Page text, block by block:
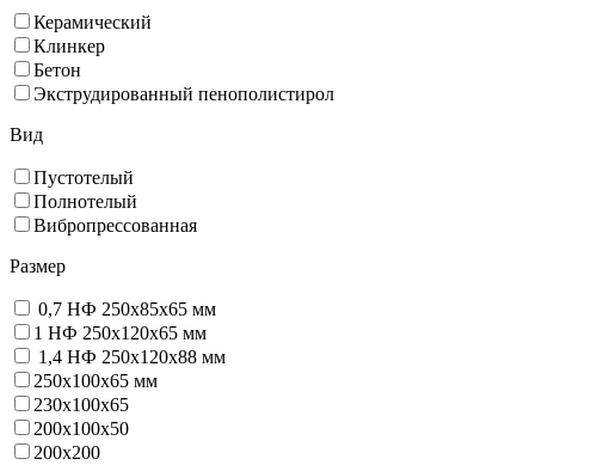
Керамический
Клинкер
Бетон
Экструдированный пенополистирол
Вид
Пустотелый
Полнотелый
Вибропрессованная
Размер
0,7 НФ 250х85х65 мм
1 НФ 250х120х65 мм
1,4 НФ 250х120х88 мм
250х100х65 мм
230х100х65
200x100x50
200х200